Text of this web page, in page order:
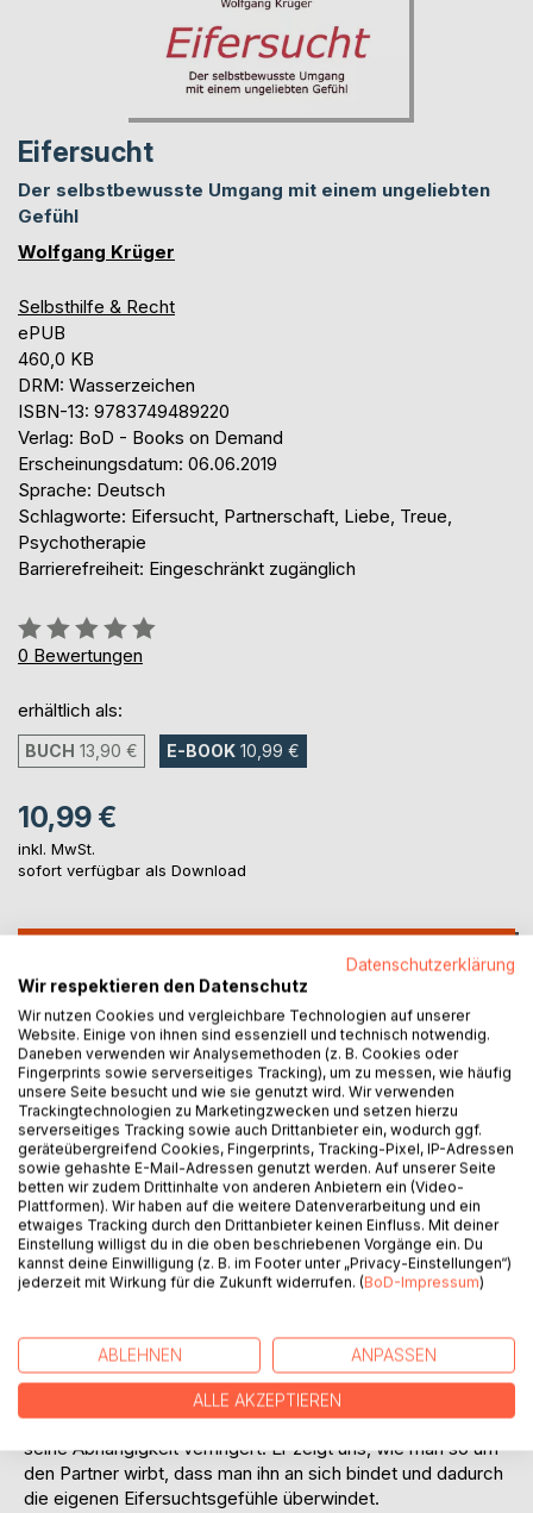
Eifersucht
Der selbstbewusste Umgang mit einem ungeliebten
Gefühl
Wolfgang Krüger
Selbsthilfe & Recht
ePUB
460,0 KB
DRM: Wasserzeichen
ISBN-13: 9783749489220
Verlag: BoD - Books on Demand
Erscheinungsdatum: 06.06.2019
Sprache: Deutsch
Schlagworte: Eifersucht, Partnerschaft, Liebe, Treue,
Psychotherapie
Barrierefreiheit: Eingeschränkt zugänglich
Bewertung::
0%
0 Bewertungen
erhältlich als:
BUCH 13,90 € E-BOOK 10,99 €
10,99 €
inkl. MwSt.
sofort verfügbar als Download
Auf die Merkliste
Titel bewerten
BESCHREIBUNG
Eifersucht ist ein Warnsignal der Liebe, denn wenn wir
müssen selbstbewusst mit der Eifersucht umgehen, weil
sie sonst zerstörerisch sein kann. Wolfgang Krüger
beschreibt die drei Stufen der Eifersucht, wie man sie
erkennt, wie man sein Selbstbewusstsein steigert und
seine Abhängigkeit verringert. Er zeigt uns, wie man so um
den Partner wirbt, dass man ihn an sich bindet und dadurch
die eigenen Eifersuchtsgefühle überwindet.
Datenschutzerklärung
Wir respektieren den Datenschutz
Wir nutzen Cookies und vergleichbare Technologien auf unserer
Website. Einige von ihnen sind essenziell und technisch notwendig.
Daneben verwenden wir Analysemethoden (z. B. Cookies oder
Fingerprints sowie serverseitiges Tracking), um zu messen, wie häufig
unsere Seite besucht und wie sie genutzt wird. Wir verwenden
Trackingtechnologien zu Marketingzwecken und setzen hierzu
serverseitiges Tracking sowie auch Drittanbieter ein, wodurch ggf.
geräteübergreifend Cookies, Fingerprints, Tracking-Pixel, IP-Adressen
sowie gehashte E-Mail-Adressen genutzt werden. Auf unserer Seite
betten wir zudem Drittinhalte von anderen Anbietern ein (Video-
Plattformen). Wir haben auf die weitere Datenverarbeitung und ein
etwaiges Tracking durch den Drittanbieter keinen Einfluss. Mit deiner
Einstellung willigst du in die oben beschriebenen Vorgänge ein. Du
kannst deine Einwilligung (z. B. im Footer unter „Privacy-Einstellungen“)
jederzeit mit Wirkung für die Zukunft widerrufen. (BoD-Impressum)
ABLEHNEN ANPASSEN
ALLE AKZEPTIEREN